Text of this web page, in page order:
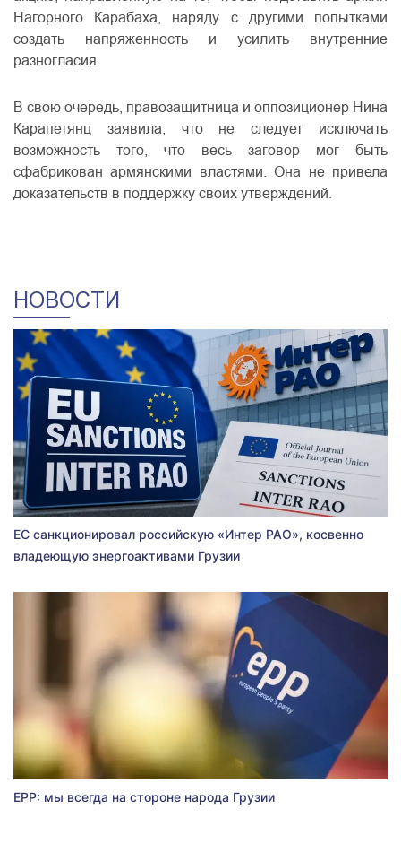
Нагорного Карабаха, наряду с другими попытками
создать напряженность и усилить внутренние
разногласия.
В свою очередь, правозащитница и оппозиционер Нина
Карапетянц заявила, что не следует исключать
возможность того, что весь заговор мог быть
сфабрикован армянскими властями. Она не привела
доказательств в поддержку своих утверждений.
НОВОСТИ
ЕС санкционировал российскую «Интер РАО», косвенно
владеющую энергоактивами Грузии
EPP: мы всегда на стороне народа Грузии